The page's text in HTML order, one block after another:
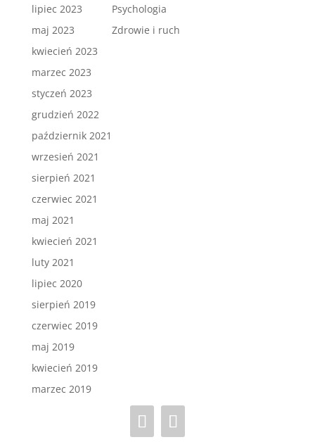
lipiec 2023
maj 2023
kwiecień 2023
marzec 2023
styczeń 2023
grudzień 2022
październik 2021
wrzesień 2021
sierpień 2021
czerwiec 2021
maj 2021
kwiecień 2021
luty 2021
lipiec 2020
sierpień 2019
czerwiec 2019
maj 2019
kwiecień 2019
marzec 2019
Psychologia
Zdrowie i ruch